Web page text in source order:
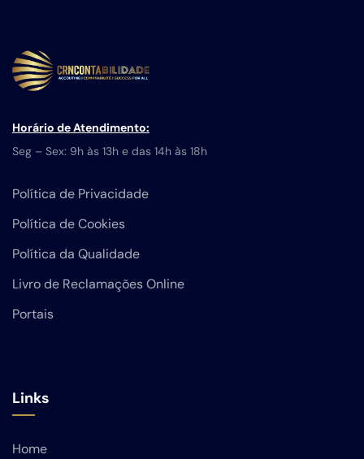
Horário de Atendimento:
Seg – Sex: 9h às 13h e das 14h às 18h
Política de Privacidade
Política de Cookies
Política da Qualidade
Livro de Reclamações Online
Portais
Links
Home